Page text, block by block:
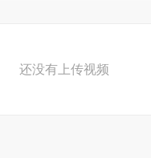
还没有上传视频